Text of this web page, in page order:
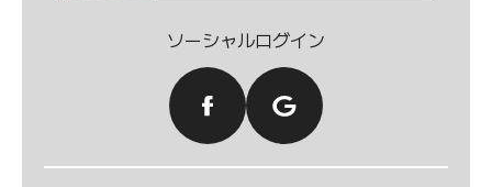
ソーシャルログイン